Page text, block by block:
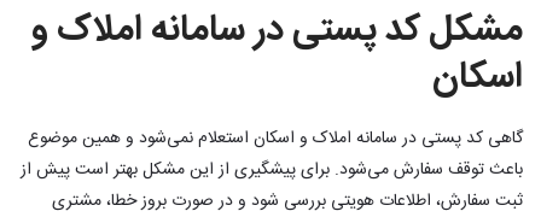
مشکل کد پستی در سامانه املاک و
اسکان
گاهی کد پستی در سامانه املاک و اسکان استعلام نمی‌شود و همین موضوع
باعث توقف سفارش می‌شود. برای پیشگیری از این مشکل بهتر است پیش از
ثبت سفارش، اطلاعات هویتی بررسی شود و در صورت بروز خطا، مشتری